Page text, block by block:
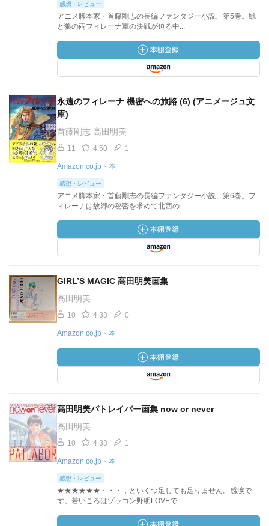
感想・レビュー
アニメ脚本家・首藤剛志の長編ファンタジー小説、第5巻。鯱
と狼の両フィレーナ軍の決戦が迫る中...
永遠のフィレーナ 機密への旅路 (6) (アニメージュ文
庫)
首藤剛志 高田明美
11 4.50 1
Amazon.co.jp・本
感想・レビュー
アニメ脚本家・首藤剛志の長編ファンタジー小説、第6巻。フ
ィレーナは故郷の秘密を求めて北西の...
GIRL’S MAGIC 高田明美画集
高田明美
10 4.33 0
Amazon.co.jp・本
高田明美パトレイバー画集 now or never
高田明美
10 4.33 1
Amazon.co.jp・本
感想・レビュー
★★★★★★・・・，といくつ足しても足りません。感涙で
す。若いころはゾッコン野明LOVEで...